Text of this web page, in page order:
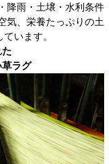
降雨・土壌・水利条件
気、栄養たっぷりの土
います。
ラグ